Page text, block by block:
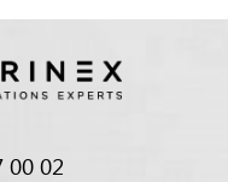
00 02